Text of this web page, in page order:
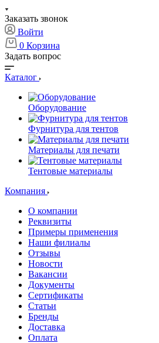
Заказать звонок
Войти
0 Корзина
Задать вопрос
Каталог
Оборудование
Фурнитура для тентов
Материалы для печати
Тентовые материалы
Компания
О компании
Реквизиты
Примеры применения
Наши филиалы
Отзывы
Новости
Вакансии
Документы
Cертификаты
Статьи
Бренды
Доставка
Оплата